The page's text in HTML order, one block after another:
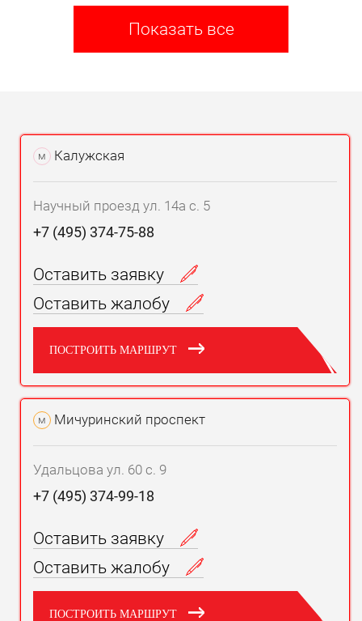
Показать все
м Калужская
Научный проезд ул. 14а с. 5
+7 (495) 374-75-88
Оставить заявку
Оставить жалобу
ПОСТРОИТЬ МАРШРУТ
м Мичуринский проспект
Удальцова ул. 60 с. 9
+7 (495) 374-99-18
Оставить заявку
Оставить жалобу
ПОСТРОИТЬ МАРШРУТ